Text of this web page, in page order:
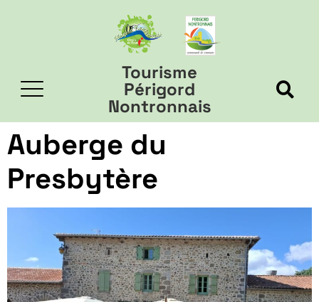
Tourisme
Périgord
Nontronnais
Auberge du
Presbytère